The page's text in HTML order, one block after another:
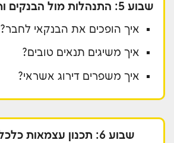
שבוע 5: התנהלות מול הבנקים וחברות האשראי
איך הופכים את הבנקאי לחבר?
איך משיגים תנאים טובים?
איך משפרים דירוג אשראי?
שבוע 6: תכנון עצמאות כלכלית/פרישה.